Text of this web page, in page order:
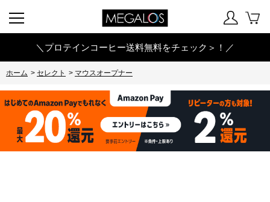
＼プロテインコーヒー送料無料をチェック＞！／
ホーム > セレクト > マウスオープナー